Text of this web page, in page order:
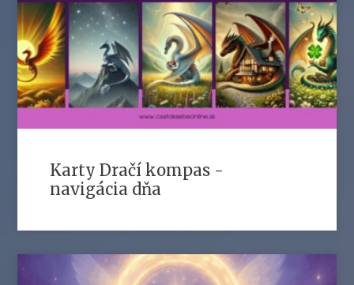
Karty Dračí kompas -
navigácia dňa